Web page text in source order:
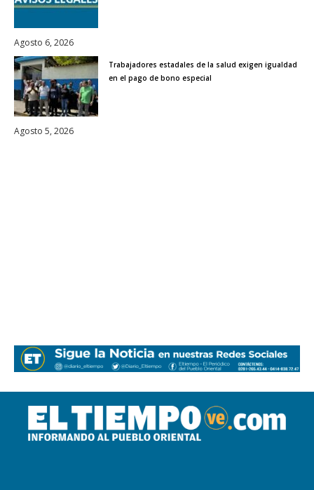
Agosto 6, 2026
Trabajadores estadales de la salud exigen igualdad
en el pago de bono especial
Agosto 5, 2026